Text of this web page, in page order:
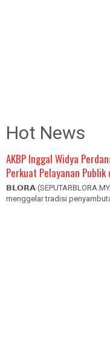
Hot News
AKBP Inggal Widya
Perkuat Pelayanan Publik
𝗕𝗟𝗢𝗥𝗔
menggelar tradisi